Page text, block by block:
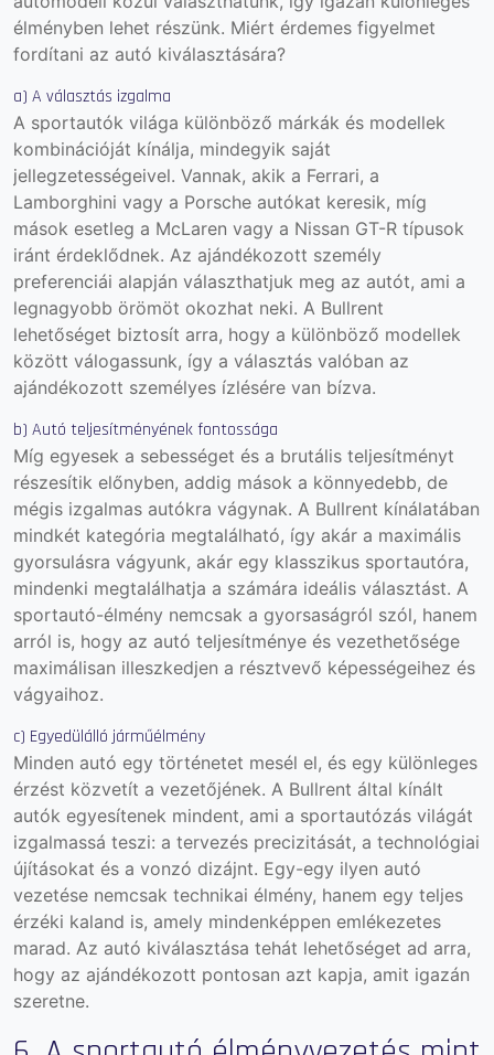
élményben lehet részünk. Miért érdemes figyelmet
fordítani az autó kiválasztására?
a) A választás izgalma
A sportautók világa különböző márkák és modellek
kombinációját kínálja, mindegyik saját
jellegzetességeivel. Vannak, akik a Ferrari, a
Lamborghini vagy a Porsche autókat keresik, míg
mások esetleg a McLaren vagy a Nissan GT-R típusok
iránt érdeklődnek. Az ajándékozott személy
preferenciái alapján választhatjuk meg az autót, ami a
legnagyobb örömöt okozhat neki. A Bullrent
lehetőséget biztosít arra, hogy a különböző modellek
között válogassunk, így a választás valóban az
ajándékozott személyes ízlésére van bízva.
b) Autó teljesítményének fontossága
Míg egyesek a sebességet és a brutális teljesítményt
részesítik előnyben, addig mások a könnyedebb, de
mégis izgalmas autókra vágynak. A Bullrent kínálatában
mindkét kategória megtalálható, így akár a maximális
gyorsulásra vágyunk, akár egy klasszikus sportautóra,
mindenki megtalálhatja a számára ideális választást. A
sportautó-élmény nemcsak a gyorsaságról szól, hanem
arról is, hogy az autó teljesítménye és vezethetősége
maximálisan illeszkedjen a résztvevő képességeihez és
vágyaihoz.
c) Egyedülálló járműélmény
Minden autó egy történetet mesél el, és egy különleges
érzést közvetít a vezetőjének. A Bullrent által kínált
autók egyesítenek mindent, ami a sportautózás világát
izgalmassá teszi: a tervezés precizitását, a technológiai
újításokat és a vonzó dizájnt. Egy-egy ilyen autó
vezetése nemcsak technikai élmény, hanem egy teljes
érzéki kaland is, amely mindenképpen emlékezetes
marad. Az autó kiválasztása tehát lehetőséget ad arra,
hogy az ajándékozott pontosan azt kapja, amit igazán
szeretne.